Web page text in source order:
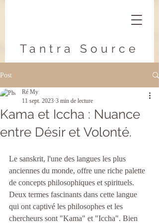
Tantra Source
Post
Kama et Iccha : Nuance
entre Désir et Volonté.
Ré My
11 sept. 2023 3 min de lecture
Le sanskrit, l'une des langues les plus
anciennes du monde, offre une riche palette
de concepts philosophiques et spirituels.
Deux termes fascinants dans cette langue
qui ont captivé les philosophes et les
chercheurs sont "Kama" et "Iccha". Bien